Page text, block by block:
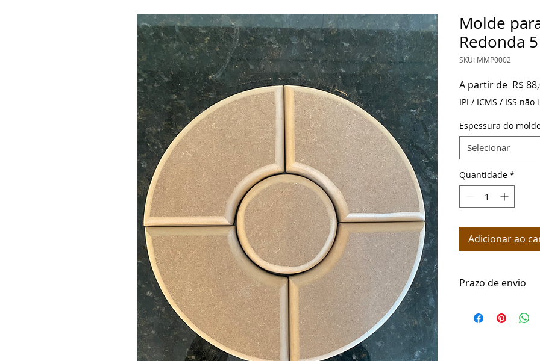
Molde
Redonda
SKU: MMP0002
A partir de R$
IPI / ICMS / ISS não
Espessura do
Selecionar
Quantidade *
Adicionar ao
Prazo de envio
envio é de até 7